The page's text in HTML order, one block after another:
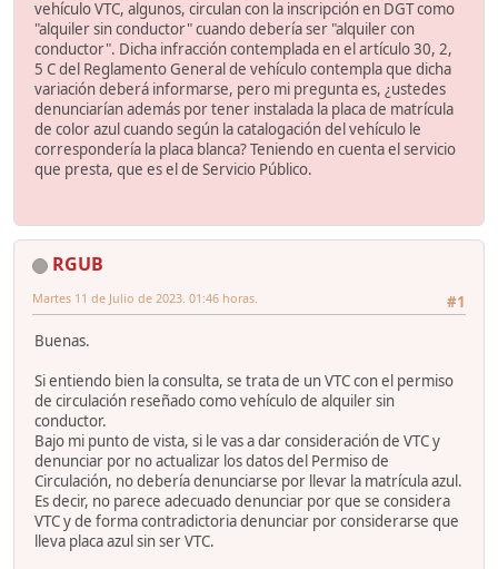
vehículo VTC, algunos, circulan con la inscripción en DGT como
"alquiler sin conductor" cuando debería ser "alquiler con
conductor". Dicha infracción contemplada en el artículo 30, 2,
5 C del Reglamento General de vehículo contempla que dicha
variación deberá informarse, pero mi pregunta es, ¿ustedes
denunciarían además por tener instalada la placa de matrícula
de color azul cuando según la catalogación del vehículo le
correspondería la placa blanca? Teniendo en cuenta el servicio
que presta, que es el de Servicio Público.
RGUB
#1
Martes 11 de Julio de 2023. 01:46 horas.
Buenas.
Si entiendo bien la consulta, se trata de un VTC con el permiso
de circulación reseñado como vehículo de alquiler sin
conductor.
Bajo mi punto de vista, si le vas a dar consideración de VTC y
denunciar por no actualizar los datos del Permiso de
Circulación, no debería denunciarse por llevar la matrícula azul.
Es decir, no parece adecuado denunciar por que se considera
VTC y de forma contradictoria denunciar por considerarse que
lleva placa azul sin ser VTC.